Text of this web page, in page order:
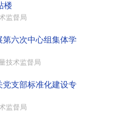
楼
监督局
第六次中心组集体学
技术监督局
党支部标准化建设专
监督局